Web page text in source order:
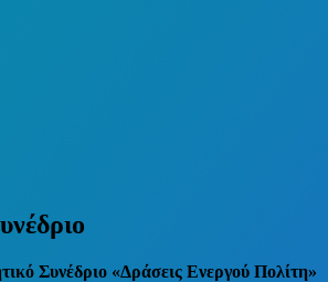
Συνέδριο «Δράσεις Ενεργού Πολίτη»